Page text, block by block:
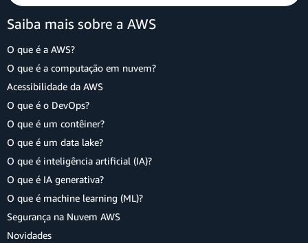
Saiba mais sobre a AWS
O que é a AWS?
O que é a computação em nuvem?
Acessibilidade da AWS
O que é o DevOps?
O que é um contêiner?
O que é um data lake?
O que é inteligência artificial (IA)?
O que é IA generativa?
O que é machine learning (ML)?
Segurança na Nuvem AWS
Novidades